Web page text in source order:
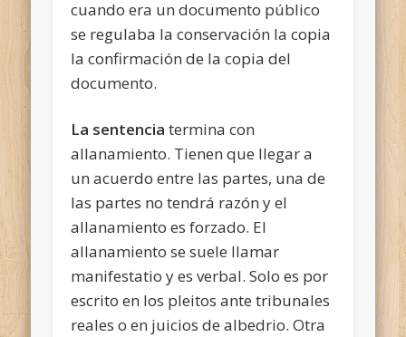
cuando era un documento público
se regulaba la conservación la copia
la confirmación de la copia del
documento.
La sentencia termina con
allanamiento. Tienen que llegar a
un acuerdo entre las partes, una de
las partes no tendrá razón y el
allanamiento es forzado. El
allanamiento se suele llamar
manifestatio y es verbal. Solo es por
escrito en los pleitos ante tribunales
reales o en juicios de albedrio. Otra